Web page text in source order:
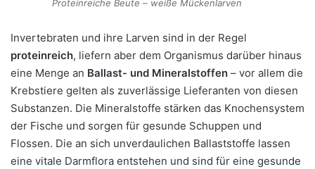
Proteinreiche Beute – weiße Mückenlarven
Invertebraten und ihre Larven sind in der Regel
proteinreich, liefern aber dem Organismus darüber hinaus
eine Menge an Ballast- und Mineralstoffen – vor allem die
Krebstiere gelten als zuverlässige Lieferanten von diesen
Substanzen. Die Mineralstoffe stärken das Knochensystem
der Fische und sorgen für gesunde Schuppen und
Flossen. Die an sich unverdaulichen Ballaststoffe lassen
eine vitale Darmflora entstehen und sind für eine gesunde